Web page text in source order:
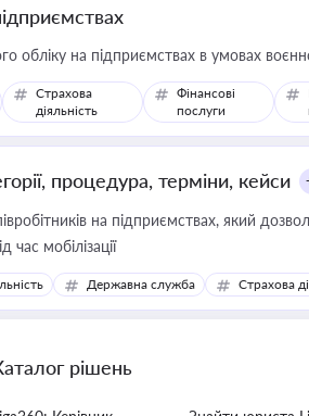
обліку на підприємствах в умовах
Страхова
діяльність
Фінансові
послуги
процедура, терміни, кейси
на підприємствах, який
мобілізації
Державна служба Страхова
рішень